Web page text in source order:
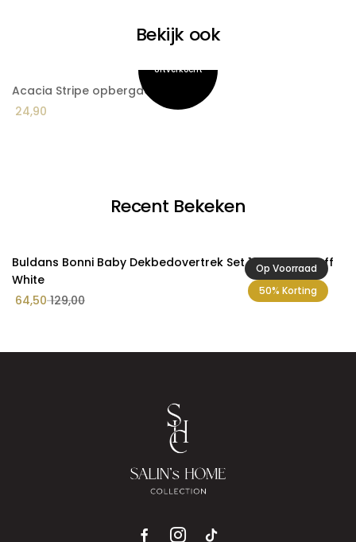
Bekijk ook
Acacia Stripe opbergdoos
24,90
Recent Bekeken
Op Voorraad
50% Korting
Buldans Bonni Baby Dekbedovertrek Set 100x150 cm Off
White
64,50129,00